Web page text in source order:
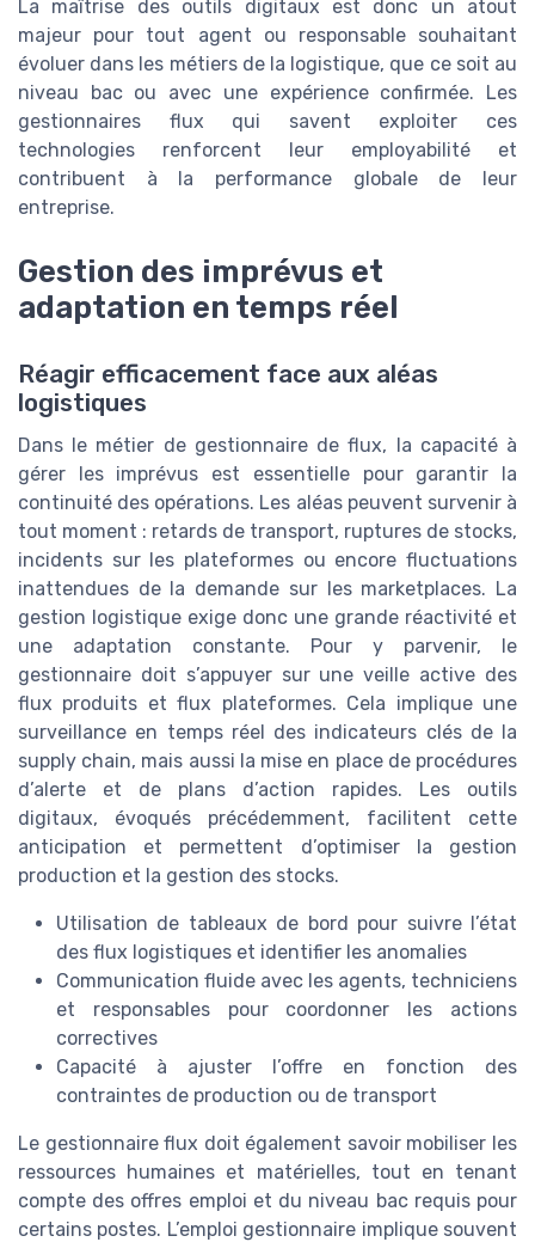
La maîtrise des outils digitaux est donc un atout
majeur pour tout agent ou responsable souhaitant
évoluer dans les métiers de la logistique, que ce soit au
niveau bac ou avec une expérience confirmée. Les
gestionnaires flux qui savent exploiter ces
technologies renforcent leur employabilité et
contribuent à la performance globale de leur
entreprise.
Gestion des imprévus et
adaptation en temps réel
Réagir efficacement face aux aléas
logistiques
Dans le métier de gestionnaire de flux, la capacité à
gérer les imprévus est essentielle pour garantir la
continuité des opérations. Les aléas peuvent survenir à
tout moment : retards de transport, ruptures de stocks,
incidents sur les plateformes ou encore fluctuations
inattendues de la demande sur les marketplaces. La
gestion logistique exige donc une grande réactivité et
une adaptation constante. Pour y parvenir, le
gestionnaire doit s’appuyer sur une veille active des
flux produits et flux plateformes. Cela implique une
surveillance en temps réel des indicateurs clés de la
supply chain, mais aussi la mise en place de procédures
d’alerte et de plans d’action rapides. Les outils
digitaux, évoqués précédemment, facilitent cette
anticipation et permettent d’optimiser la gestion
production et la gestion des stocks.
Utilisation de tableaux de bord pour suivre l’état
des flux logistiques et identifier les anomalies
Communication fluide avec les agents, techniciens
et responsables pour coordonner les actions
correctives
Capacité à ajuster l’offre en fonction des
contraintes de production ou de transport
Le gestionnaire flux doit également savoir mobiliser les
ressources humaines et matérielles, tout en tenant
compte des offres emploi et du niveau bac requis pour
certains postes. L’emploi gestionnaire implique souvent